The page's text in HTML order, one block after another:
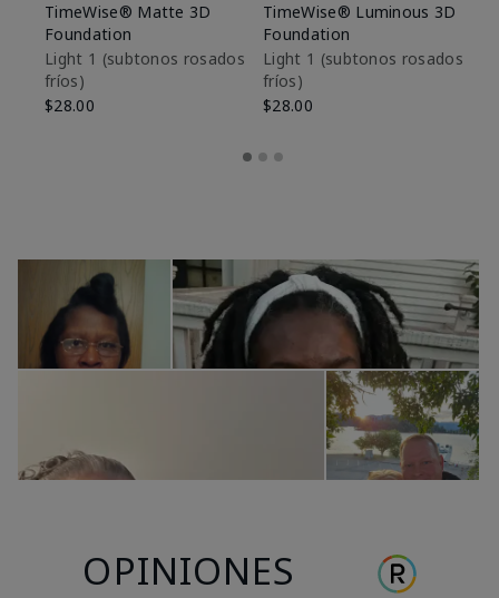
TimeWise® Matte 3D
Foundation
Light 1​ (subtonos rosados
fríos)
$28.00
TimeWise® Luminous 3D
Foundation
Light 1​ (subtonos rosados
fríos)
$28.00
OPINIONES